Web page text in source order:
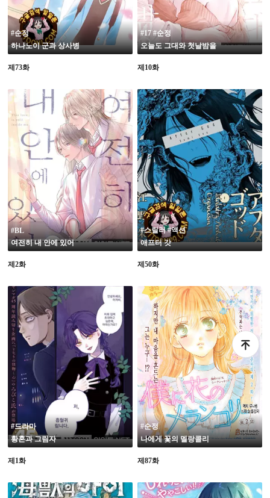
#순정
하나노이 군과 상사병
제73화
#17 #순정
오늘도 그대와 첫날밤을
제10화
#BL
여전히 내 안에 있어
제2화
#스릴러 #액션
애프터 갓
제50화
#드라마
황혼과 그림자
제1화
#순정
나에게 꽃의 멜랑콜리
제87화